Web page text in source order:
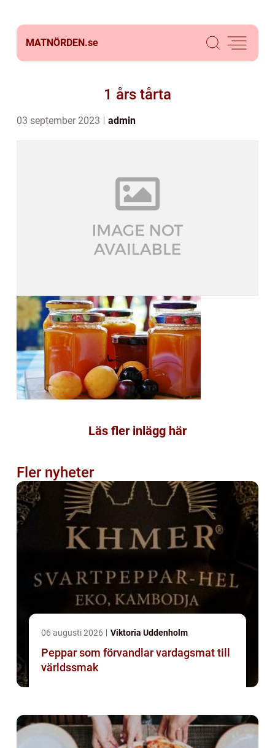
MATNÖRDEN.se
1 års tårta
03 september 2023 admin
Läs fler inlägg här
Fler nyheter
06 augusti 2026 Viktoria Uddenholm
Peppar som förvandlar vardagsmat till
världssmak